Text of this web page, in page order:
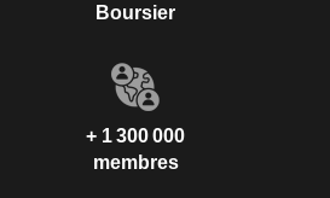
Boursier
+ 1 300 000
membres